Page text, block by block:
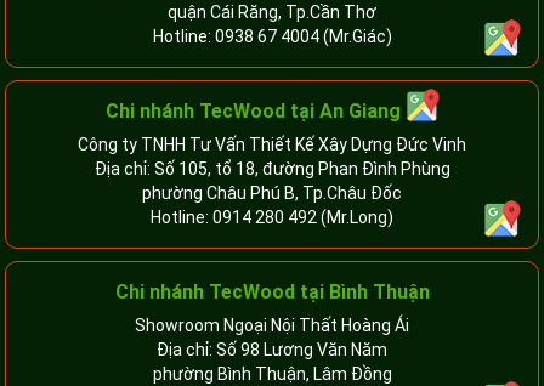
quận Cái Răng, Tp.Cần Thơ
Hotline: 0938 67 4004(Mr.Giác)
Chi nhánh TecWood tại An Giang
Công ty TNHH Tư Vấn Thiết Kế Xây Dựng Đức Vinh
Địa chỉ: Số 105, tổ 18, đường Phan Đình Phùng
phường Châu Phú B, Tp.Châu Đốc
Hotline: 0914 280 492(Mr.Long)
Chi nhánh TecWood tại Bình Thuận
Showroom Ngoại Nội Thất Hoàng Ái
Địa chỉ: Số 98 Lương Văn Năm
phường Bình Thuận, Lâm Đồng